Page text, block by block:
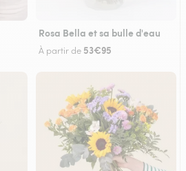
Rosa Bella et sa bulle d'eau
À partir de 53€95